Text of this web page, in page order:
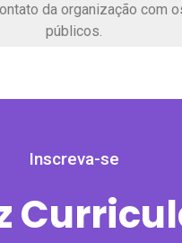
da organização com
públicos.
Inscreva-se